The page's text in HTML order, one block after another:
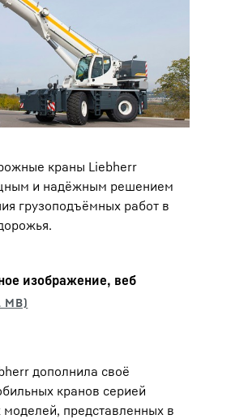
краны Liebherr
и надёжным решением
грузоподъёмных работ в
изображение, веб
дополнила своё
кранов серией
представленных в